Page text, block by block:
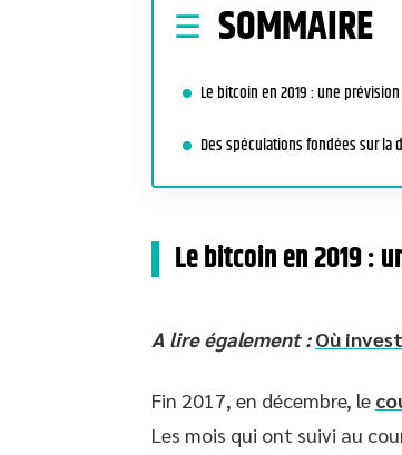
SOMMAIRE
Le bitcoin en 2019 : une
Des spéculations fondées sur la
Le bitcoin en 2019 :
A lire également : Où
Fin 2017, en décembre, le
Les mois qui ont suivi au